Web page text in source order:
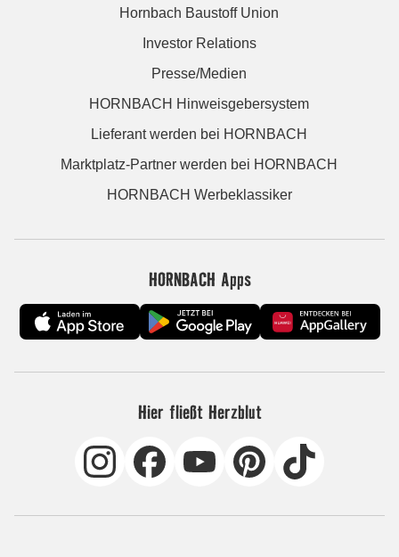
Hornbach Baustoff Union
Investor Relations
Presse/Medien
HORNBACH Hinweisgebersystem
Lieferant werden bei HORNBACH
Marktplatz-Partner werden bei HORNBACH
HORNBACH Werbeklassiker
HORNBACH Apps
Hier fließt Herzblut